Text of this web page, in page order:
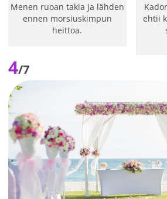
Menen ruoan takia ja lähden
ennen morsiuskimpun
heittoa.
ehtii
4/7